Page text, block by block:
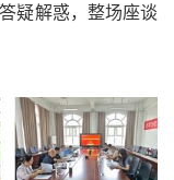
疑解惑，整场座谈